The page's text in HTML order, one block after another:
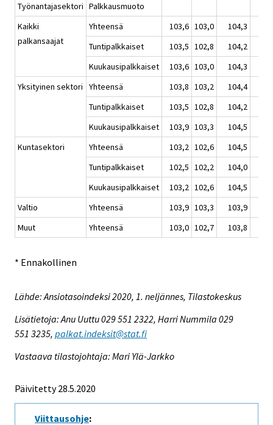
Työnantajasektori Palkkausmuoto
Kaikki
palkansaajat
Yhteensä 103,6 103,0 104,3
Tuntipalkkaiset
103,5 102,8 104,2
Kuukausipalkkaiset
103,6 103,0 104,3
Yksityinen sektori
Yhteensä 103,8 103,2 104,4
Tuntipalkkaiset
103,5 102,8 104,2
Kuukausipalkkaiset
103,9 103,3 104,5
Kuntasektori
Yhteensä 103,2 102,6 104,5
Tuntipalkkaiset
102,5 102,2 104,0
Kuukausipalkkaiset
103,2 102,6 104,5
Valtio
Yhteensä 103,9 103,3 103,9
Muut
Yhteensä 103,0 102,7 103,8
* Ennakollinen
Lähde: Ansiotasoindeksi 2020, 1. neljännes, Tilastokeskus
Lisätietoja: Anu Uuttu 029 551 2322, Harri Nummila 029
551 3235, palkat.indeksit@stat.fi
Vastaava tilastojohtaja: Mari Ylä-Jarkko
Päivitetty 28.5.2020
Viittausohje: